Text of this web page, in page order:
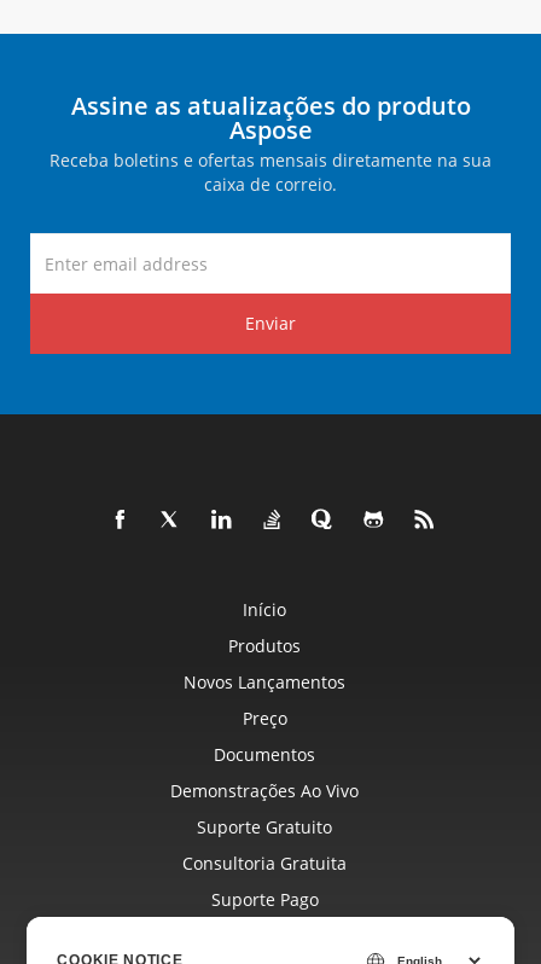
Assine as atualizações do produto
Aspose
Receba boletins e ofertas mensais diretamente na sua
caixa de correio.
Enviar
Início
Produtos
Novos Lançamentos
Preço
Documentos
Demonstrações Ao Vivo
Suporte Gratuito
Consultoria Gratuita
Suporte Pago
COOKIE NOTICE